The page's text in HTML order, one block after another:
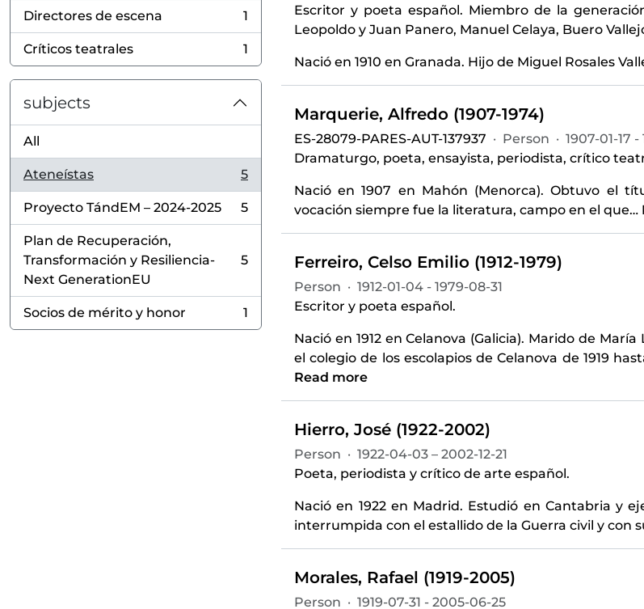
Directores de escena
, 1 results
1
Críticos teatrales
, 1 results
1
subjects
All
Ateneístas
, 5 results
5
Proyecto TándEM – 2024-2025
, 5 results
5
Plan de Recuperación,
Transformación y Resiliencia-
Next GenerationEU
, 5 results
5
Socios de mérito y honor
, 1 results
1
Escritor y poeta español. Miembro de la
Leopoldo y Juan Panero, Manuel Celaya, Buero
Nació en 1910 en Granada. Hijo de Miguel Rosales
Marquerie, Alfredo (1907-1974)
ES-28079-PARES-AUT-137937 · Person · 1907-01-17 -
Dramaturgo, poeta, ensayista, periodista, crítico
Nació en 1907 en Mahón (Menorca). Obtuvo el
vocación siempre fue la literatura, campo en el que…
Ferreiro, Celso Emilio (1912-1979)
Person · 1912-01-04 - 1979-08-31
Escritor y poeta español.
Nació en 1912 en Celanova (Galicia). Marido de
el colegio de los escolapios de Celanova de 1919
Read more
Hierro, José (1922-2002)
Person · 1922-04-03 – 2002-12-21
Poeta, periodista y crítico de arte español.
Nació en 1922 en Madrid. Estudió en Cantabria y
interrumpida con el estallido de la Guerra civil y con
Morales, Rafael (1919-2005)
Person · 1919-07-31 - 2005-06-25